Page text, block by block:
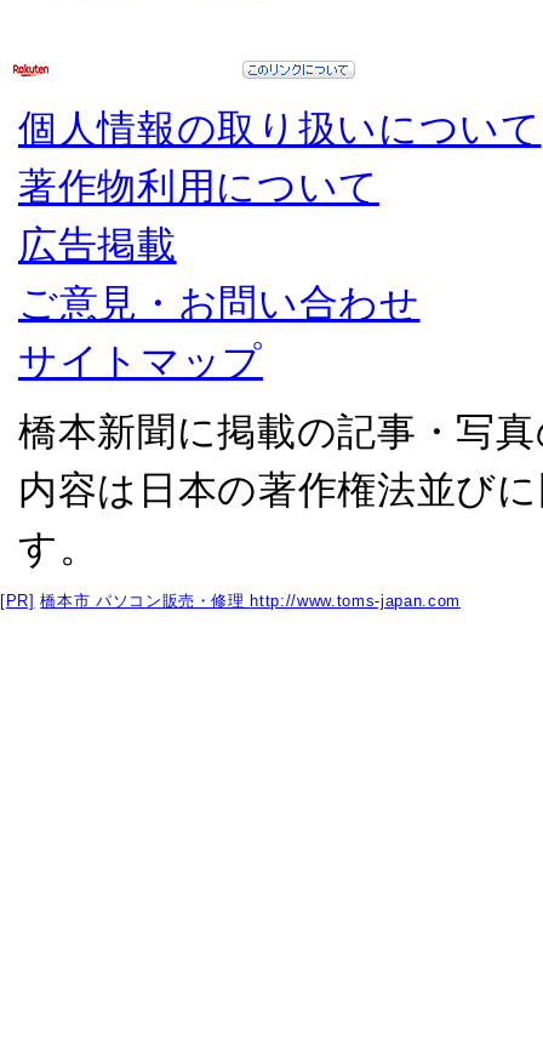
個人情報の取り扱いについて
著作物利用について
広告掲載
ご意見・お問い合わせ
サイトマップ
橋本新聞に掲載の記事・写
内容は日本の著作権法並び
す。
[PR] 橋本市 パソコン販売・修理 http://www.toms-japan.com